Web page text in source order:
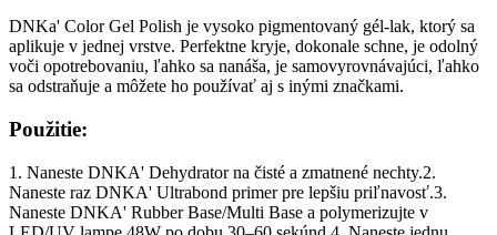
DNKa' Color Gel Polish je vysoko pigmentovaný gél-lak, ktorý sa
aplikuje v jednej vrstve. Perfektne kryje, dokonale schne, je odolný
voči opotrebovaniu, ľahko sa nanáša, je samovyrovnávajúci, ľahko
sa odstraňuje a môžete ho používať aj s inými značkami.
Použitie:
1. Naneste DNKA' Dehydrator na čisté a zmatnené nechty.2.
Naneste raz DNKA' Ultrabond primer pre lepšiu priľnavosť.3.
Naneste DNKA' Rubber Base/Multi Base a polymerizujte v